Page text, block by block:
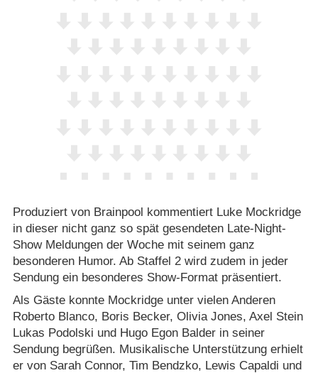
Produziert von Brainpool kommentiert Luke Mockridge
in dieser nicht ganz so spät gesendeten Late-Night-
Show Meldungen der Woche mit seinem ganz
besonderen Humor. Ab Staffel 2 wird zudem in jeder
Sendung ein besonderes Show-Format präsentiert.
Als Gäste konnte Mockridge unter vielen Anderen
Roberto Blanco, Boris Becker, Olivia Jones, Axel Stein
Lukas Podolski und Hugo Egon Balder in seiner
Sendung begrüßen. Musikalische Unterstützung erhielt
er von Sarah Connor, Tim Bendzko, Lewis Capaldi und